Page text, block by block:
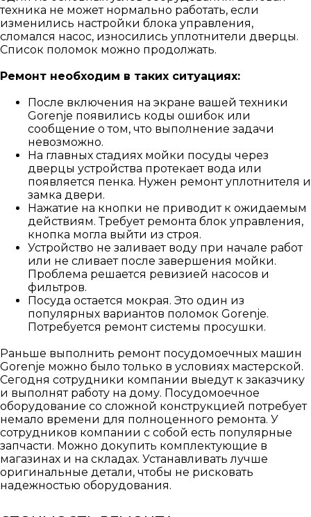
техника не может нормально работать, если
изменились настройки блока управления,
сломался насос, износились уплотнители дверцы.
Список поломок можно продолжать.
Ремонт необходим в таких ситуациях:
После включения на экране вашей техники
Gorenje появились коды ошибок или
сообщение о том, что выполнение задачи
невозможно.
На главных стадиях мойки посуды через
дверцы устройства протекает вода или
появляется пенка. Нужен ремонт уплотнителя и
замка двери.
Нажатие на кнопки не приводит к ожидаемым
действиям. Требует ремонта блок управления,
кнопка могла выйти из строя.
Устройство не заливает воду при начале работ
или не сливает после завершения мойки.
Проблема решается ревизией насосов и
фильтров.
Посуда остается мокрая. Это один из
популярных вариантов поломок Gorenje.
Потребуется ремонт системы просушки.
Раньше выполнить ремонт посудомоечных машин
Gorenje можно было только в условиях мастерской.
Сегодня сотрудники компании выедут к заказчику
и выполнят работу на дому. Посудомоечное
оборудование со сложной конструкцией потребует
немало времени для полноценного ремонта. У
сотрудников компании с собой есть популярные
запчасти. Можно докупить комплектующие в
магазинах и на складах. Устанавливать лучше
оригинальные детали, чтобы не рисковать
надежностью оборудования.